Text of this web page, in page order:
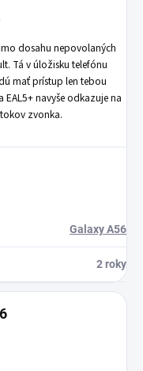
dosahu nepovolaných
Tá v úložisku telefónu
mať prístup len tebou
navyše odkazuje na
zvonka.
Galaxy A56
2 roky